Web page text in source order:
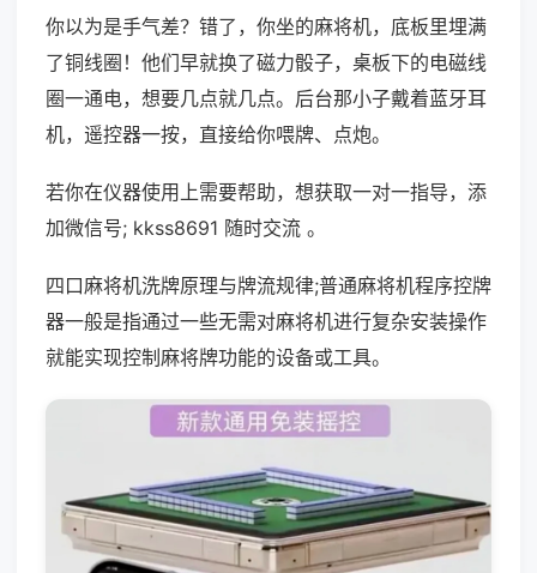
你以为是手气差？错了，你坐的麻将机，底板里埋满
了铜线圈！他们早就换了磁力骰子，桌板下的电磁线
圈一通电，想要几点就几点。后台那小子戴着蓝牙耳
机，遥控器一按，直接给你喂牌、点炮。
若你在仪器使用上需要帮助，想获取一对一指导，添
加微信号; kkss8691 随时交流 。
四口麻将机洗牌原理与牌流规律;普通麻将机程序控牌
器一般是指通过一些无需对麻将机进行复杂安装操作
就能实现控制麻将牌功能的设备或工具。